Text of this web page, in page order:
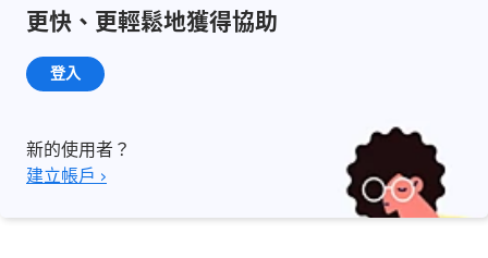
更快、更輕鬆地獲得協助
登入
新的使用者？
建立帳戶 ›